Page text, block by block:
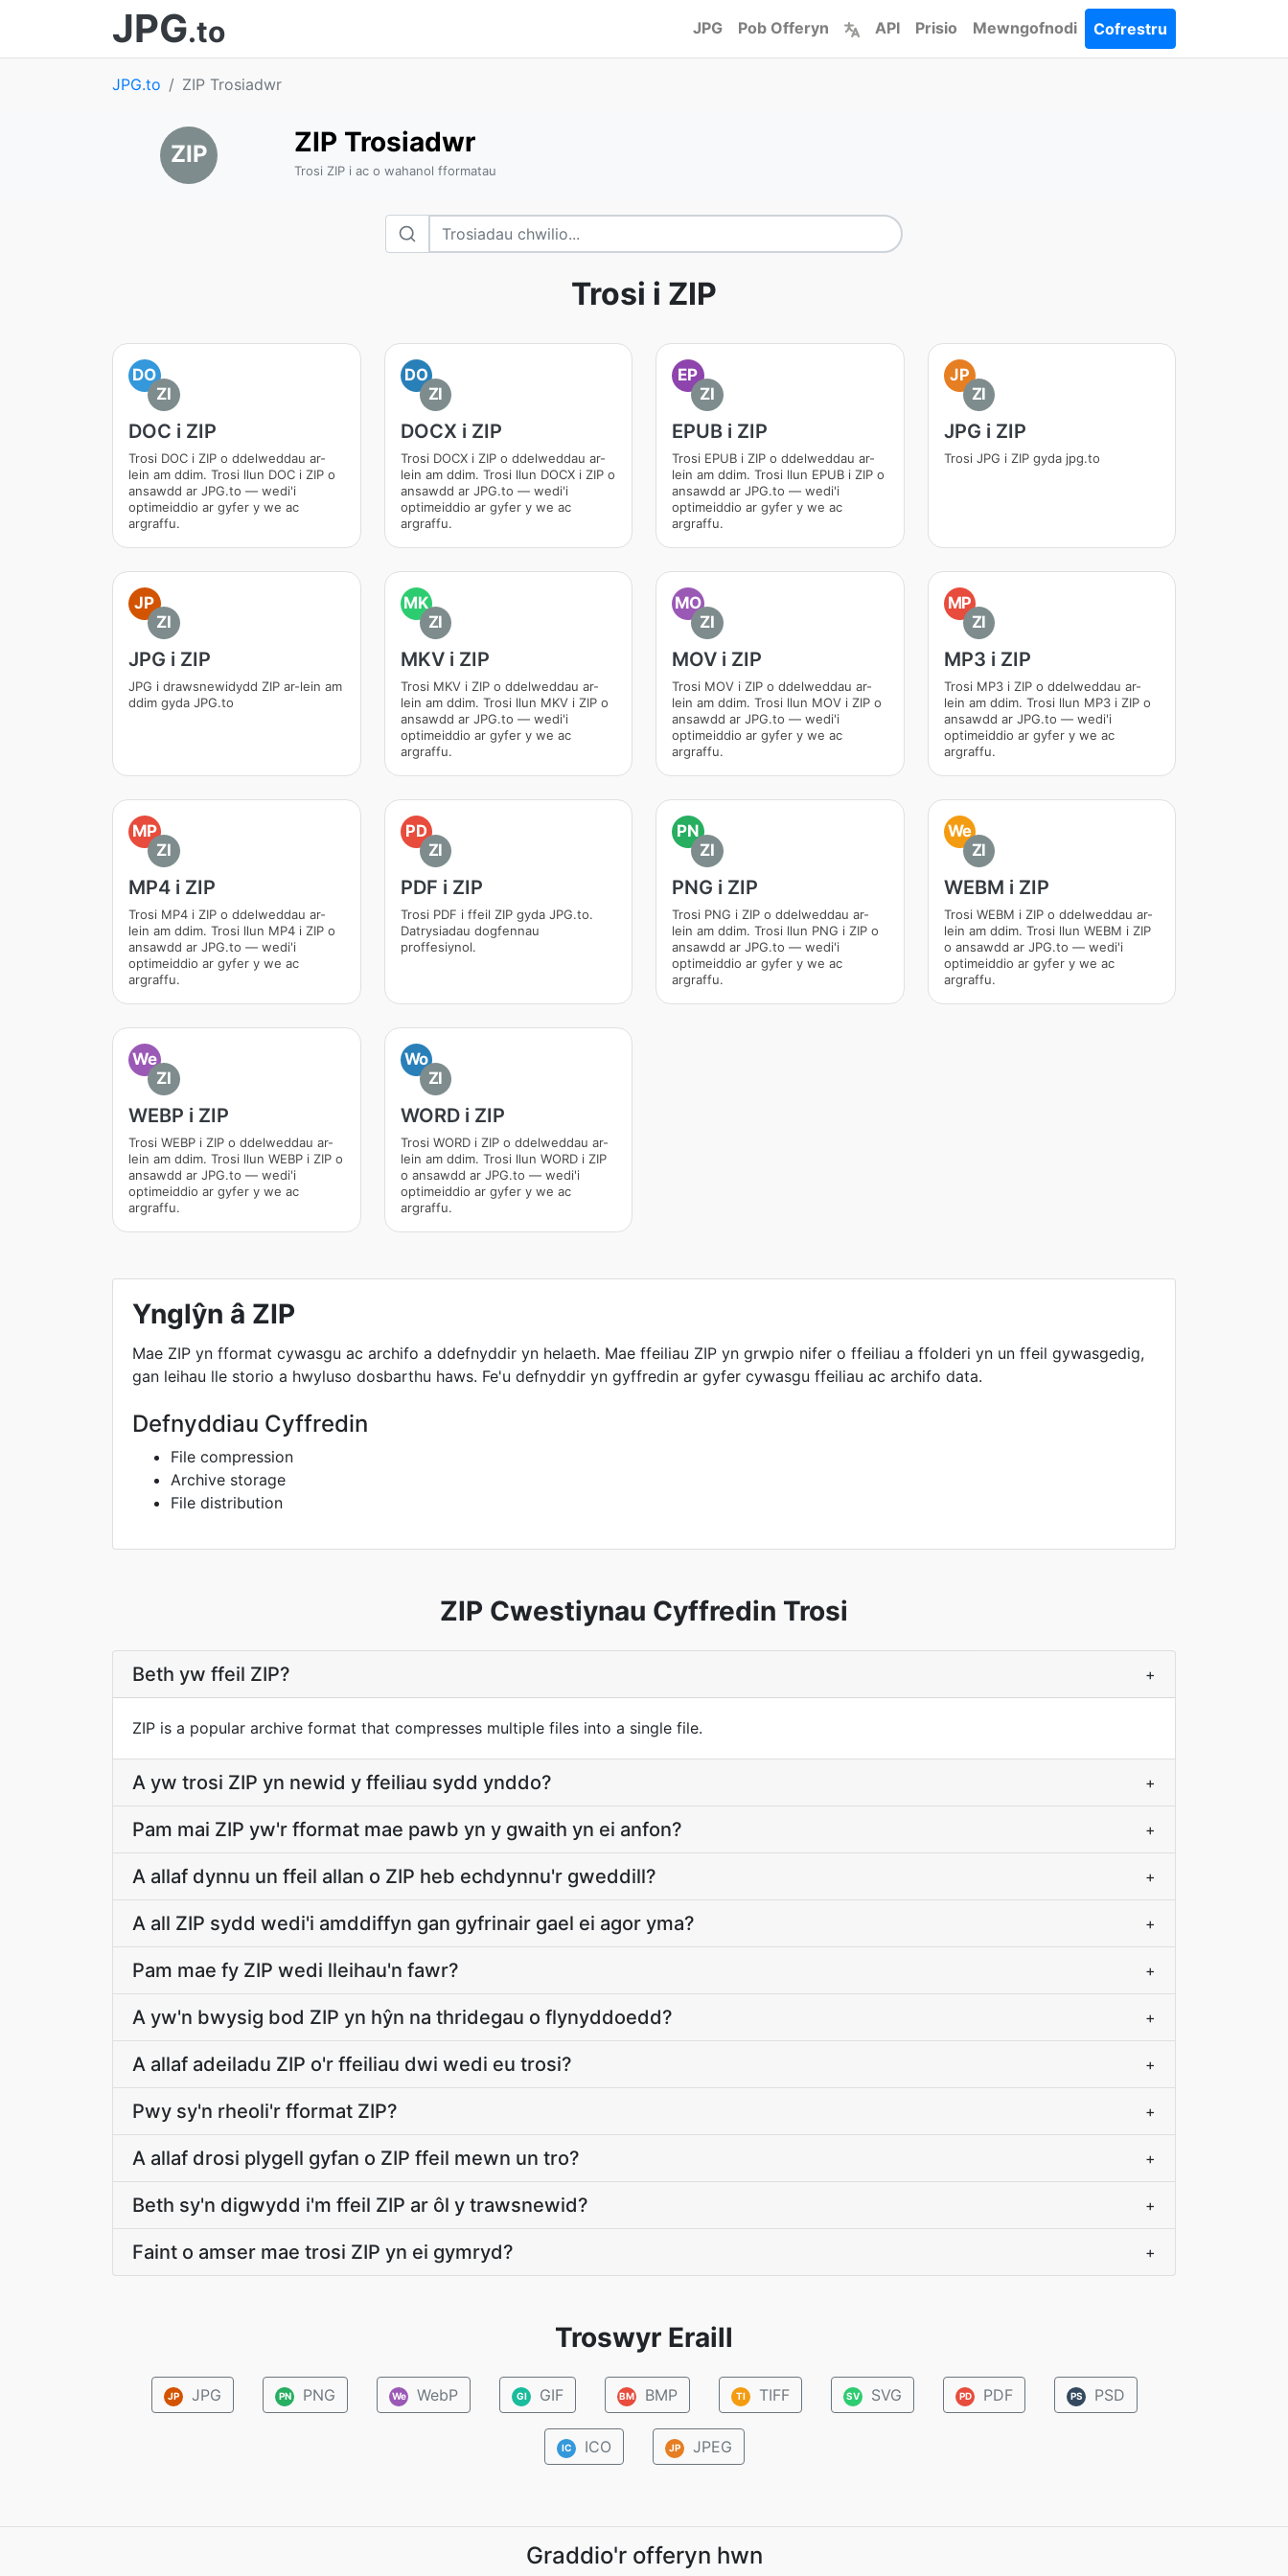
JPG.to JPG Pob Offeryn API Prisio Mewngofnodi Cofrestru
JPG.to ZIP Trosiadwr
ZIP ZIP Trosiadwr
Trosi ZIP i ac o wahanol fformatau
Trosi i ZIP
DO
ZI
DOC i ZIP
Trosi DOC i ZIP o ddelweddau ar-
lein am ddim. Trosi llun DOC i ZIP o
ansawdd ar JPG.to — wedi'i
optimeiddio ar gyfer y we ac
argraffu.
DO
ZI
DOCX i ZIP
Trosi DOCX i ZIP o ddelweddau ar-
lein am ddim. Trosi llun DOCX i ZIP o
ansawdd ar JPG.to — wedi'i
optimeiddio ar gyfer y we ac
argraffu.
EP
ZI
EPUB i ZIP
Trosi EPUB i ZIP o ddelweddau ar-
lein am ddim. Trosi llun EPUB i ZIP o
ansawdd ar JPG.to — wedi'i
optimeiddio ar gyfer y we ac
argraffu.
JP
ZI
JPG i ZIP
Trosi JPG i ZIP gyda jpg.to
JP
ZI
JPG i ZIP
JPG i drawsnewidydd ZIP ar-lein am
ddim gyda JPG.to
MK
ZI
MKV i ZIP
Trosi MKV i ZIP o ddelweddau ar-
lein am ddim. Trosi llun MKV i ZIP o
ansawdd ar JPG.to — wedi'i
optimeiddio ar gyfer y we ac
argraffu.
MO
ZI
MOV i ZIP
Trosi MOV i ZIP o ddelweddau ar-
lein am ddim. Trosi llun MOV i ZIP o
ansawdd ar JPG.to — wedi'i
optimeiddio ar gyfer y we ac
argraffu.
MP
ZI
MP3 i ZIP
Trosi MP3 i ZIP o ddelweddau ar-
lein am ddim. Trosi llun MP3 i ZIP o
ansawdd ar JPG.to — wedi'i
optimeiddio ar gyfer y we ac
argraffu.
MP
ZI
MP4 i ZIP
Trosi MP4 i ZIP o ddelweddau ar-
lein am ddim. Trosi llun MP4 i ZIP o
ansawdd ar JPG.to — wedi'i
optimeiddio ar gyfer y we ac
argraffu.
PD
ZI
PDF i ZIP
Trosi PDF i ffeil ZIP gyda JPG.to.
Datrysiadau dogfennau
proffesiynol.
PN
ZI
PNG i ZIP
Trosi PNG i ZIP o ddelweddau ar-
lein am ddim. Trosi llun PNG i ZIP o
ansawdd ar JPG.to — wedi'i
optimeiddio ar gyfer y we ac
argraffu.
We
ZI
WEBM i ZIP
Trosi WEBM i ZIP o ddelweddau ar-
lein am ddim. Trosi llun WEBM i ZIP
o ansawdd ar JPG.to — wedi'i
optimeiddio ar gyfer y we ac
argraffu.
We
ZI
WEBP i ZIP
Trosi WEBP i ZIP o ddelweddau ar-
lein am ddim. Trosi llun WEBP i ZIP o
ansawdd ar JPG.to — wedi'i
optimeiddio ar gyfer y we ac
argraffu.
Wo
ZI
WORD i ZIP
Trosi WORD i ZIP o ddelweddau ar-
lein am ddim. Trosi llun WORD i ZIP
o ansawdd ar JPG.to — wedi'i
optimeiddio ar gyfer y we ac
argraffu.
Ynglŷn â ZIP
Mae ZIP yn fformat cywasgu ac archifo a ddefnyddir yn helaeth. Mae ffeiliau ZIP yn grwpio nifer o ffeiliau a ffolderi yn un ffeil gywasgedig,
gan leihau lle storio a hwyluso dosbarthu haws. Fe'u defnyddir yn gyffredin ar gyfer cywasgu ffeiliau ac archifo data.
Defnyddiau Cyffredin
File compression
Archive storage
File distribution
ZIP Cwestiynau Cyffredin Trosi
Beth yw ffeil ZIP? +
ZIP is a popular archive format that compresses multiple files into a single file.
A yw trosi ZIP yn newid y ffeiliau sydd ynddo? +
Pam mai ZIP yw'r fformat mae pawb yn y gwaith yn ei anfon? +
A allaf dynnu un ffeil allan o ZIP heb echdynnu'r gweddill? +
A all ZIP sydd wedi'i amddiffyn gan gyfrinair gael ei agor yma? +
Pam mae fy ZIP wedi lleihau'n fawr? +
A yw'n bwysig bod ZIP yn hŷn na thridegau o flynyddoedd? +
A allaf adeiladu ZIP o'r ffeiliau dwi wedi eu trosi? +
Pwy sy'n rheoli'r fformat ZIP? +
A allaf drosi plygell gyfan o ZIP ffeil mewn un tro? +
Beth sy'n digwydd i'm ffeil ZIP ar ôl y trawsnewid? +
Faint o amser mae trosi ZIP yn ei gymryd? +
Troswyr Eraill
JP JPG PN PNG We WebP GI GIF BM BMP TI TIFF SV SVG PD PDF PS PSD
IC ICO JP JPEG
Graddio'r offeryn hwn